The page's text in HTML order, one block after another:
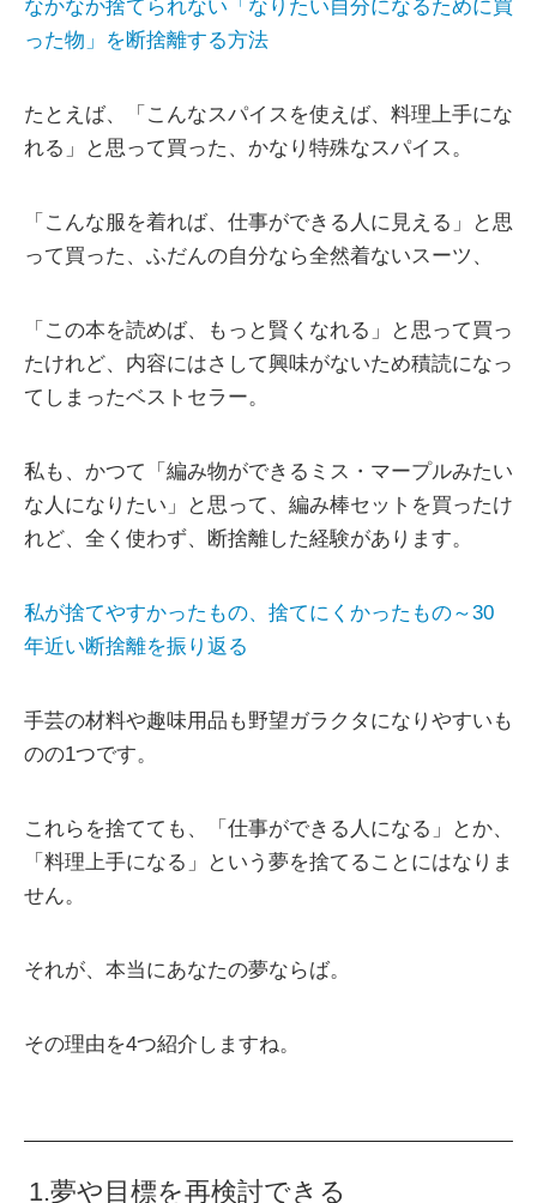
なかなか捨てられない「なりたい自分になるために買
った物」を断捨離する方法
たとえば、「こんなスパイスを使えば、料理上手にな
れる」と思って買った、かなり特殊なスパイス。
「こんな服を着れば、仕事ができる人に見える」と思
って買った、ふだんの自分なら全然着ないスーツ、
「この本を読めば、もっと賢くなれる」と思って買っ
たけれど、内容にはさして興味がないため積読になっ
てしまったベストセラー。
私も、かつて「編み物ができるミス・マープルみたい
な人になりたい」と思って、編み棒セットを買ったけ
れど、全く使わず、断捨離した経験があります。
私が捨てやすかったもの、捨てにくかったもの～30
年近い断捨離を振り返る
手芸の材料や趣味用品も野望ガラクタになりやすいも
のの1つです。
これらを捨てても、「仕事ができる人になる」とか、
「料理上手になる」という夢を捨てることにはなりま
せん。
それが、本当にあなたの夢ならば。
その理由を4つ紹介しますね。
1.夢や目標を再検討できる